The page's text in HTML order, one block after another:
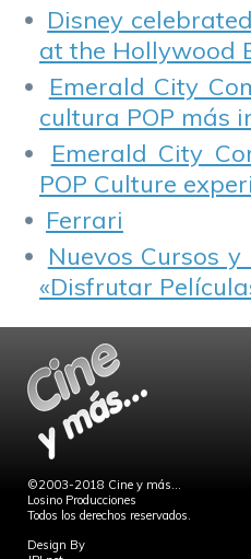
Disney
at the Hollywood
Emerald City
cultura POP más
Emerald City
POP Culture
Ferrari
Nuevos Cursos
«Disfrutar
©2003-2018 Cine y más...
Losino Producciones
Todos los derechos reservados.
Design By